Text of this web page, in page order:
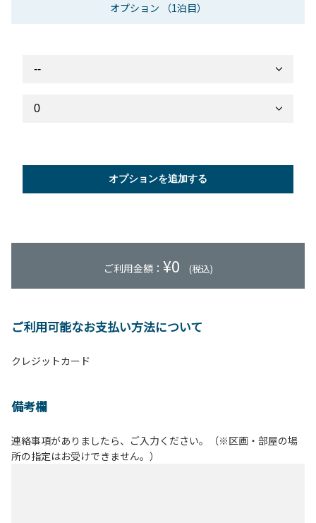
オプション （1泊目）
オプションを追加する
ご利用金額： ¥0 (税込)
ご利用可能なお支払い方法について
クレジットカード
備考欄
連絡事項がありましたら、ご入力ください。（※区画・部屋の場
所の指定はお受けできません。）